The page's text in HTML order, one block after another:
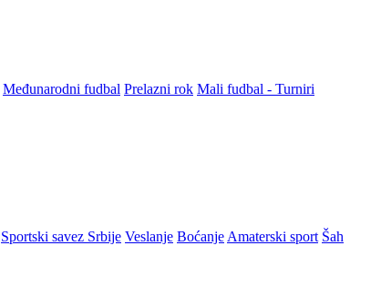
Međunarodni fudbal Prelazni rok Mali fudbal - Turniri
Sportski savez Srbije Veslanje Boćanje Amaterski sport Šah